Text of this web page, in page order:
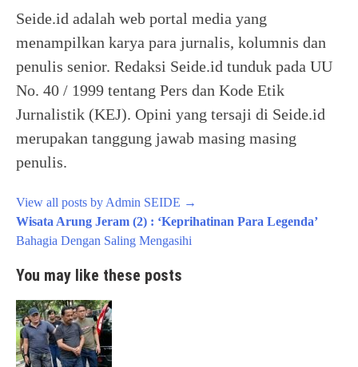
Seide.id adalah web portal media yang
menampilkan karya para jurnalis, kolumnis dan
penulis senior. Redaksi Seide.id tunduk pada UU
No. 40 / 1999 tentang Pers dan Kode Etik
Jurnalistik (KEJ). Opini yang tersaji di Seide.id
merupakan tanggung jawab masing masing
penulis.
View all posts by Admin SEIDE →
Post
navigation
Wisata Arung Jeram (2) : ‘Keprihatinan Para Legenda’
Bahagia Dengan Saling Mengasihi
You may like these posts